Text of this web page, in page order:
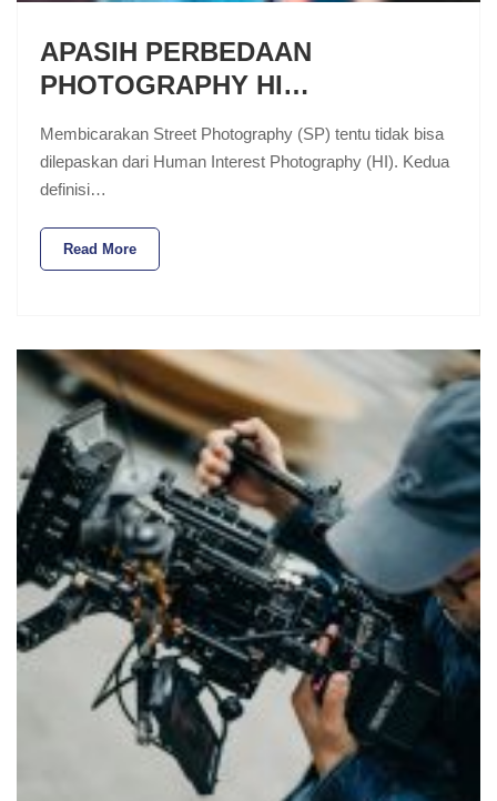
APASIH PERBEDAAN
PHOTOGRAPHY HI…
Membicarakan Street Photography (SP) tentu tidak bisa
dilepaskan dari Human Interest Photography (HI). Kedua
definisi…
Read More